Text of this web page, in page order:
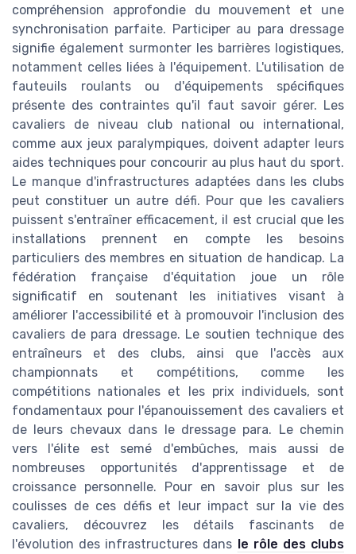
compréhension approfondie du mouvement et une
synchronisation parfaite. Participer au para dressage
signifie également surmonter les barrières logistiques,
notamment celles liées à l'équipement. L'utilisation de
fauteuils roulants ou d'équipements spécifiques
présente des contraintes qu'il faut savoir gérer. Les
cavaliers de niveau club national ou international,
comme aux jeux paralympiques, doivent adapter leurs
aides techniques pour concourir au plus haut du sport.
Le manque d'infrastructures adaptées dans les clubs
peut constituer un autre défi. Pour que les cavaliers
puissent s'entraîner efficacement, il est crucial que les
installations prennent en compte les besoins
particuliers des membres en situation de handicap. La
fédération française d'équitation joue un rôle
significatif en soutenant les initiatives visant à
améliorer l'accessibilité et à promouvoir l'inclusion des
cavaliers de para dressage. Le soutien technique des
entraîneurs et des clubs, ainsi que l'accès aux
championnats et compétitions, comme les
compétitions nationales et les prix individuels, sont
fondamentaux pour l'épanouissement des cavaliers et
de leurs chevaux dans le dressage para. Le chemin
vers l'élite est semé d'embûches, mais aussi de
nombreuses opportunités d'apprentissage et de
croissance personnelle. Pour en savoir plus sur les
coulisses de ces défis et leur impact sur la vie des
cavaliers, découvrez les détails fascinants de
l'évolution des infrastructures dans le rôle des clubs